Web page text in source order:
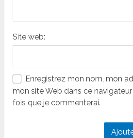
Site web:
Enregistrez mon nom, mon
mon site Web dans ce
fois que je commenterai.